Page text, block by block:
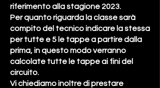
riferimento alla stagione 2023.
Per quanto riguarda la classe sarà
compito del tecnico indicare la stessa
per tutte e 5 le tappe a partire dalla
prima, in questo modo verranno
calcolate tutte le tappe ai fini del
circuito.
Vi chiediamo inoltre di prestare